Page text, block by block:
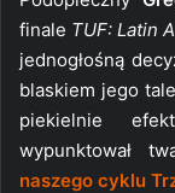
finale TUF: Latin
jednogłośną
blaskiem jego
piekielnie
wypunktował
naszego cyklu